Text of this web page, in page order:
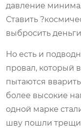
давление
Ставить
выбросить
Но есть и
провал, который
пытаются
более высокие
одной марке
шву пошли